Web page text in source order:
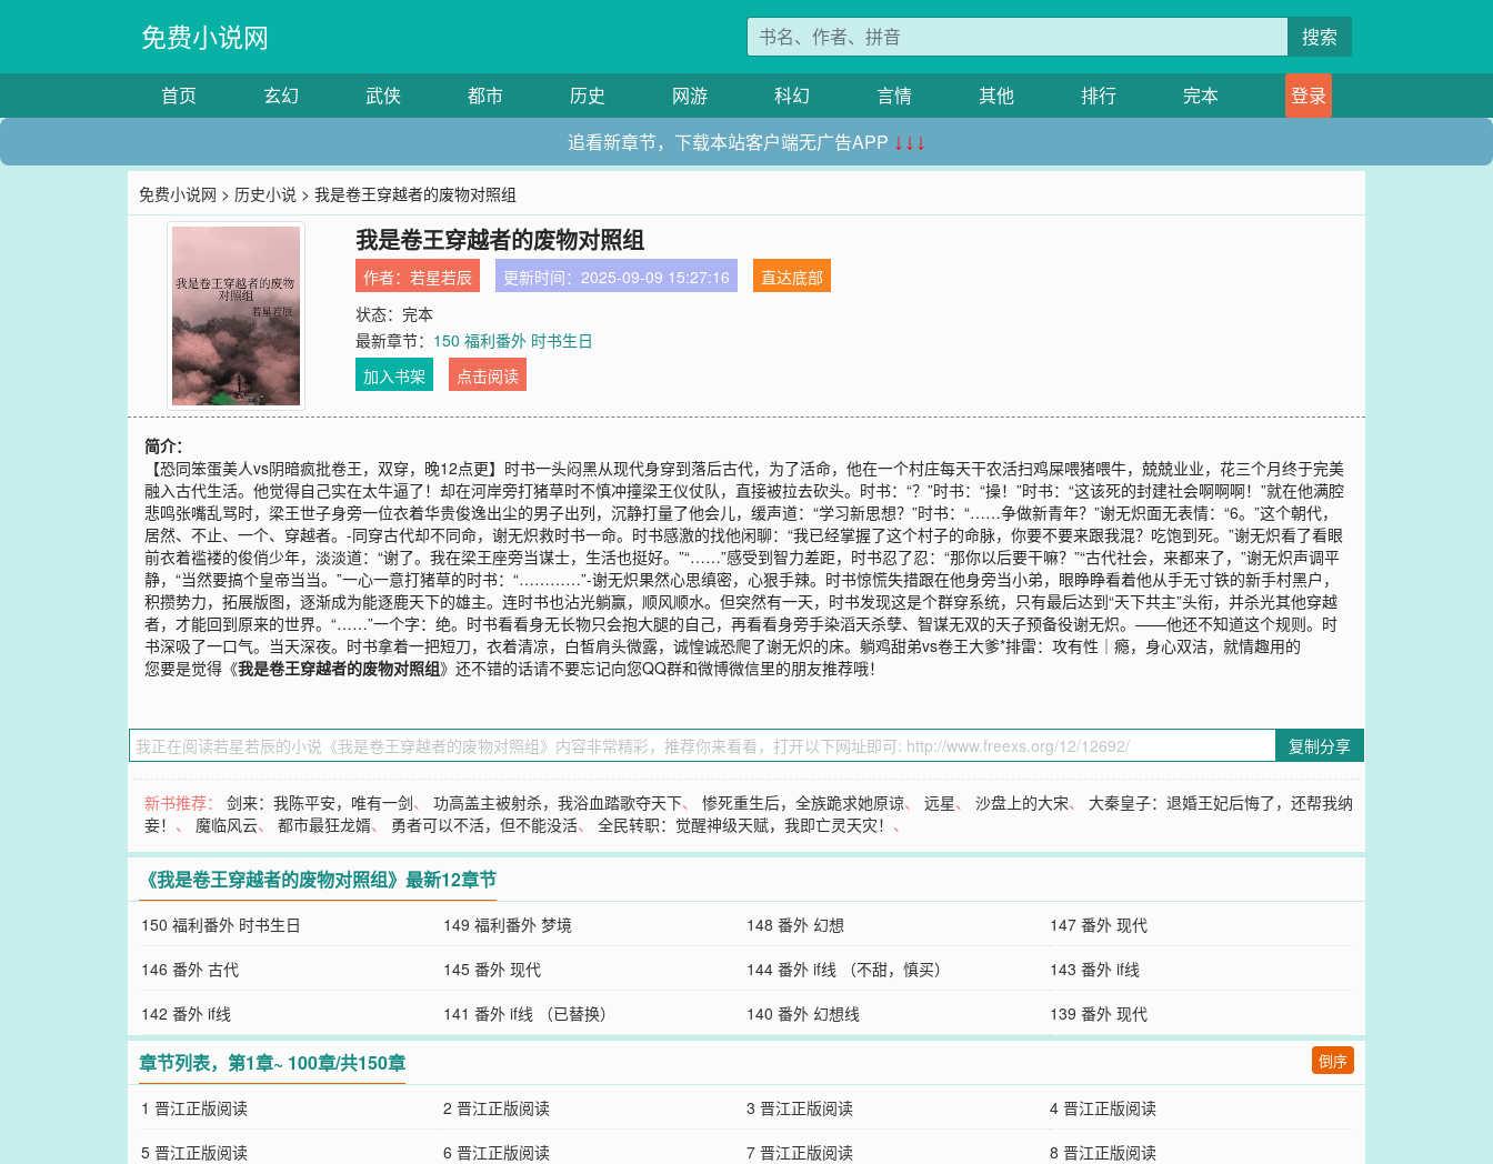
免费小说网 搜索
首页 玄幻 武侠 都市 历史 网游 科幻 言情 其他 排行 完本
登录
追看新章节，下载本站客户端无广告APP ↓↓↓
免费小说网 > 历史小说 > 我是卷王穿越者的废物对照组
我是卷王穿越者的废物对照组
作者：若星若辰 更新时间：2025-09-09 15:27:16
直达底部
状态：完本
最新章节： 150 福利番外 时书生日
加入书架
点击阅读
简介：
【恐同笨蛋美人vs阴暗疯批卷王，双穿，晚12点更】时书一头闷黑从现代身穿到落后古代，为了活命，他在一个村庄每天干农活扫鸡屎喂猪喂牛，兢兢业业，花三个月终于完美
融入古代生活。他觉得自己实在太牛逼了！却在河岸旁打猪草时不慎冲撞梁王仪仗队，直接被拉去砍头。时书：“？”时书：“操！”时书：“这该死的封建社会啊啊啊！”就在他满腔
悲鸣张嘴乱骂时，梁王世子身旁一位衣着华贵俊逸出尘的男子出列，沉静打量了他会儿，缓声道：“学习新思想？”时书：“……争做新青年？”谢无炽面无表情：“6。”这个朝代，
居然、不止、一个、穿越者。-同穿古代却不同命，谢无炽救时书一命。时书感激的找他闲聊：“我已经掌握了这个村子的命脉，你要不要来跟我混？吃饱到死。”谢无炽看了看眼
前衣着褴褛的俊俏少年，淡淡道：“谢了。我在梁王座旁当谋士，生活也挺好。”“……”感受到智力差距，时书忍了忍：“那你以后要干嘛？”“古代社会，来都来了，”谢无炽声调平
静，“当然要搞个皇帝当当。”一心一意打猪草的时书：“…………”-谢无炽果然心思缜密，心狠手辣。时书惊慌失措跟在他身旁当小弟，眼睁睁看着他从手无寸铁的新手村黑户，
积攒势力，拓展版图，逐渐成为能逐鹿天下的雄主。连时书也沾光躺赢，顺风顺水。但突然有一天，时书发现这是个群穿系统，只有最后达到“天下共主”头衔，并杀光其他穿越
者，才能回到原来的世界。“……”一个字：绝。时书看看身无长物只会抱大腿的自己，再看看身旁手染滔天杀孽、智谋无双的天子预备役谢无炽。——他还不知道这个规则。时
书深吸了一口气。当天深夜。时书拿着一把短刀，衣着清凉，白皙肩头微露，诚惶诚恐爬了谢无炽的床。躺鸡甜弟vs卷王大爹*排雷：攻有性｜瘾，身心双洁，就情趣用的
您要是觉得《我是卷王穿越者的废物对照组》还不错的话请不要忘记向您QQ群和微博微信里的朋友推荐哦！
复制分享
新书推荐：剑来：我陈平安，唯有一剑、功高盖主被射杀，我浴血踏歌夺天下、惨死重生后，全族跪求她原谅、远星、沙盘上的大宋、大秦皇子：退婚王妃后悔了，还帮我纳
妾！ 、 魔临风云、都市最狂龙婿、 勇者可以不活，但不能没活、全民转职：觉醒神级天赋，我即亡灵天灾！ 、
《我是卷王穿越者的废物对照组》最新12章节
150 福利番外 时书生日 149 福利番外 梦境 148 番外 幻想
147 番外 现代
146 番外 古代
145 番外 现代 144 番外 if线 （不甜，慎买）
143 番外 if线
142 番外 if线
141 番外 if线 （已替换） 140 番外 幻想线 139 番外 现代
章节列表，第1章~ 100章/共150章 倒序
1 晋江正版阅读 2 晋江正版阅读 3 晋江正版阅读
4 晋江正版阅读
5 晋江正版阅读
6 晋江正版阅读 7 晋江正版阅读
8 晋江正版阅读